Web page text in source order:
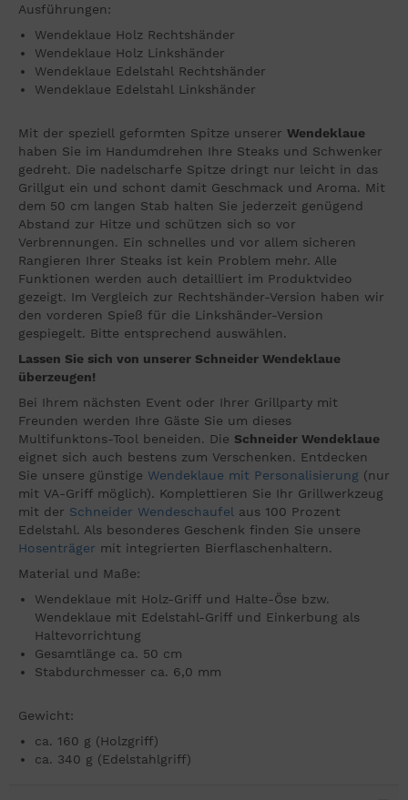
Ausführungen:
Wendeklaue Holz Rechtshänder
Wendeklaue Holz Linkshänder
Wendeklaue Edelstahl Rechtshänder
Wendeklaue Edelstahl Linkshänder
Mit der speziell geformten Spitze unserer Wendeklaue
haben Sie im Handumdrehen Ihre Steaks und Schwenker
gedreht. Die nadelscharfe Spitze dringt nur leicht in das
Grillgut ein und schont damit Geschmack und Aroma. Mit
dem 50 cm langen Stab halten Sie jederzeit genügend
Abstand zur Hitze und schützen sich so vor
Verbrennungen. Ein schnelles und vor allem sicheren
Rangieren Ihrer Steaks ist kein Problem mehr. Alle
Funktionen werden auch detailliert im Produktvideo
gezeigt. Im Vergleich zur Rechtshänder-Version haben wir
den vorderen Spieß für die Linkshänder-Version
gespiegelt. Bitte entsprechend auswählen.
Lassen Sie sich von unserer Schneider Wendeklaue
überzeugen!
Bei Ihrem nächsten Event oder Ihrer Grillparty mit
Freunden werden Ihre Gäste Sie um dieses
Multifunktons-Tool beneiden. Die Schneider Wendeklaue
eignet sich auch bestens zum Verschenken. Entdecken
Sie unsere günstige Wendeklaue mit Personalisierung (nur
mit VA-Griff möglich). Komplettieren Sie Ihr Grillwerkzeug
mit der Schneider Wendeschaufel aus 100 Prozent
Edelstahl. Als besonderes Geschenk finden Sie unsere
Hosenträger mit integrierten Bierflaschenhaltern.
Material und Maße:
Wendeklaue mit Holz-Griff und Halte-Öse bzw.
Wendeklaue mit Edelstahl-Griff und Einkerbung als
Haltevorrichtung
Gesamtlänge ca. 50 cm
Stabdurchmesser ca. 6,0 mm
Gewicht:
ca. 160 g (Holzgriff)
ca. 340 g (Edelstahlgriff)